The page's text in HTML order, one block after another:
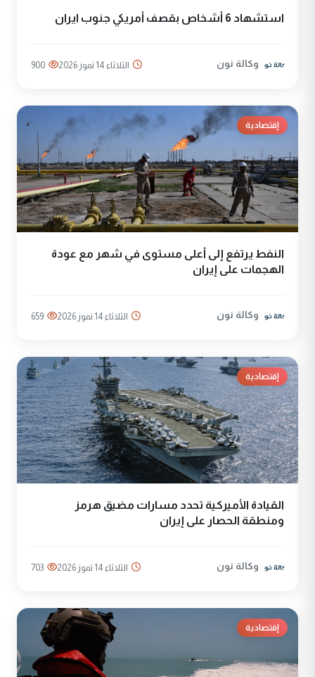
استشهاد 6 أشخاص بقصف أمريكي جنوب ايران
وكالة نون الثلاثاء 14 تموز 2026 900
إقتصادية
النفط يرتفع إلى أعلى مستوى في شهر مع عودة
الهجمات على إيران
وكالة نون الثلاثاء 14 تموز 2026 659
إقتصادية
القيادة الأميركية تحدد مسارات مضيق هرمز
ومنطقة الحصار على إيران
وكالة نون الثلاثاء 14 تموز 2026 703
إقتصادية